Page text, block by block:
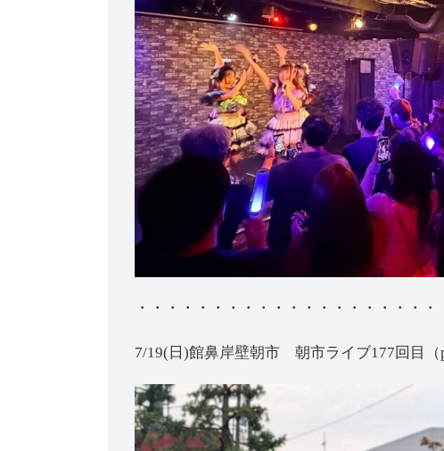
・・・・・・・・・・・・・・・・・・・・
7/19(日)館鼻岸壁朝市 朝市ライブ177回目（